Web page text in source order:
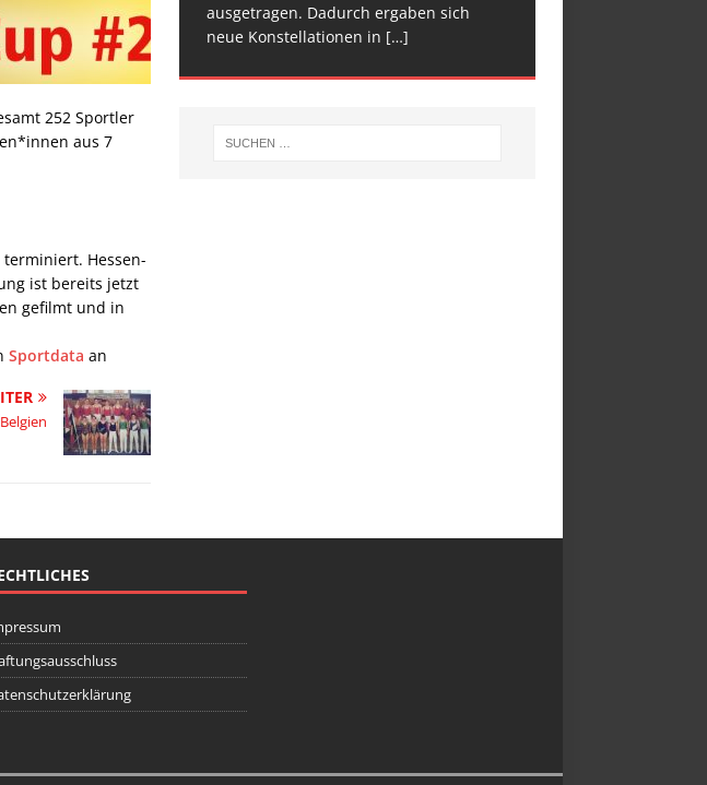
252 Sportler
aus 7
Hessen-
ist bereits jetzt
gefilmt und in
Sportdata an
ausgetragen. Dadurch ergaben sich
neue Konstellationen in […]